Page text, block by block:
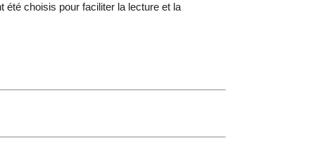
été choisis pour faciliter la lecture et la